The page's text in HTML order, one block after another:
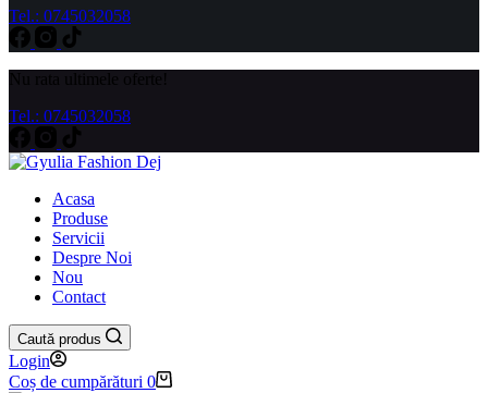
Tel.: 0745032058
Tel.: 0745032058
Acasa
Produse
Servicii
Despre Noi
Nou
Contact
Caută produs
Login
Coș de cumpărături 0